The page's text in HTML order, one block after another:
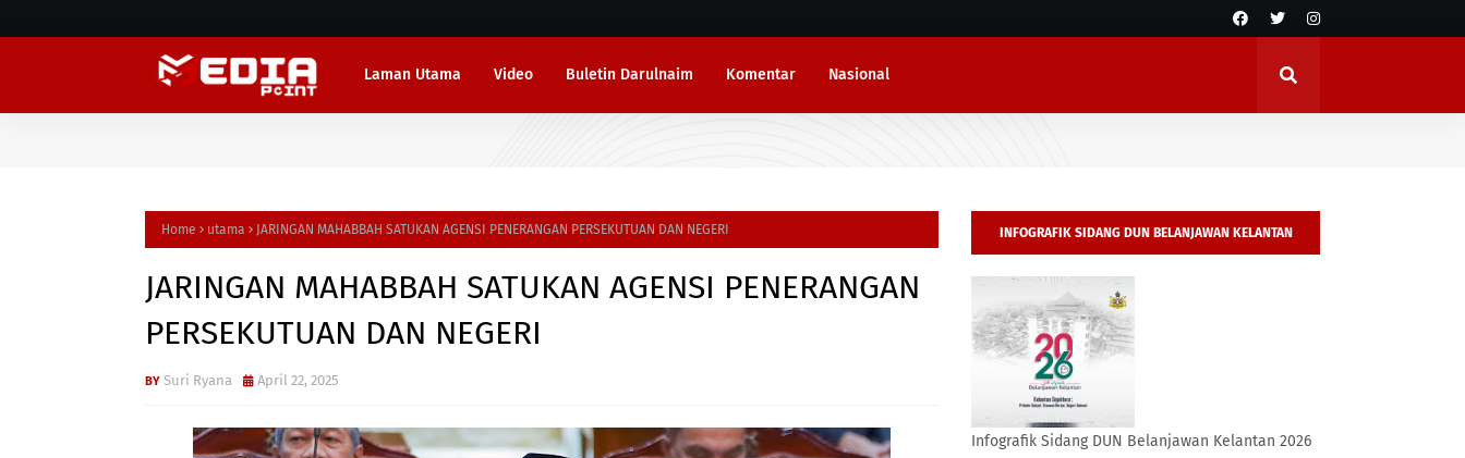
Laman Utama Video Buletin Darulnaim Komentar Nasional
Home utama JARINGAN MAHABBAH SATUKAN AGENSI PENERANGAN PERSEKUTUAN DAN NEGERI
JARINGAN MAHABBAH SATUKAN AGENSI PENERANGAN
PERSEKUTUAN DAN NEGERI
Suri Ryana April 22, 2025
INFOGRAFIK SIDANG DUN BELANJAWAN KELANTAN
2026
Infografik Sidang DUN Belanjawan Kelantan 2026